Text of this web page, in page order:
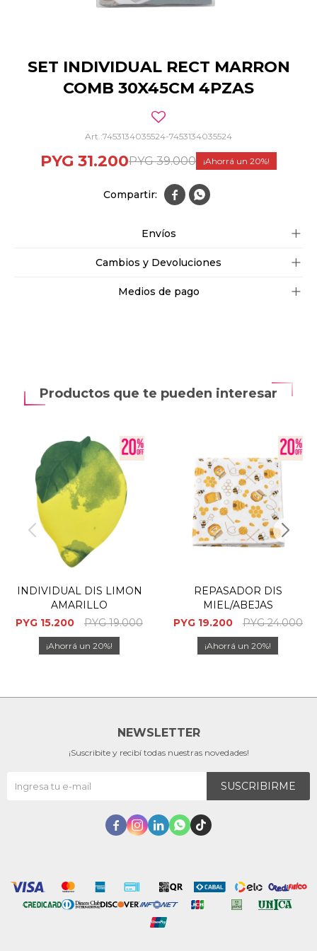
SET INDIVIDUAL RECT MARRON
COMB 30X45CM 4PZAS
7453134035524-7453134035524
PYG 31.200PYG 39.000 20
 
Envíos
Cambios y Devoluciones
Medios de pago
Productos que te pueden interesar
INDIVIDUAL DIS LIMON
AMARILLO
PYG 15.200 PYG 19.000
20
REPASADOR DIS
MIEL/ABEJAS
PYG 19.200 PYG 24.000
20
NEWSLETTER
¡Suscribite y recibí todas nuestras novedades!
SUSCRIBIRME
    